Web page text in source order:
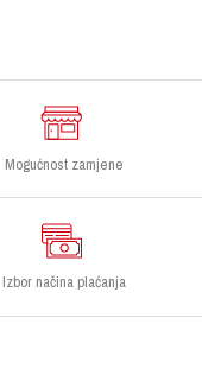
Mogućnost zamjene
Izbor načina plaćanja